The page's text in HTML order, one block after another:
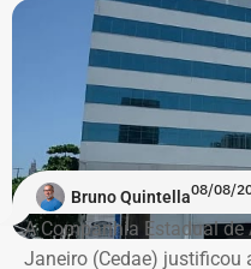
Bruno Quintella08/08/
A Companhia Estadual de
Janeiro (Cedae) justificou